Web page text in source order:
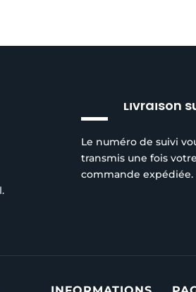
Livraison
Le numéro de suivi
transmis une fois votre
commande expédiée.